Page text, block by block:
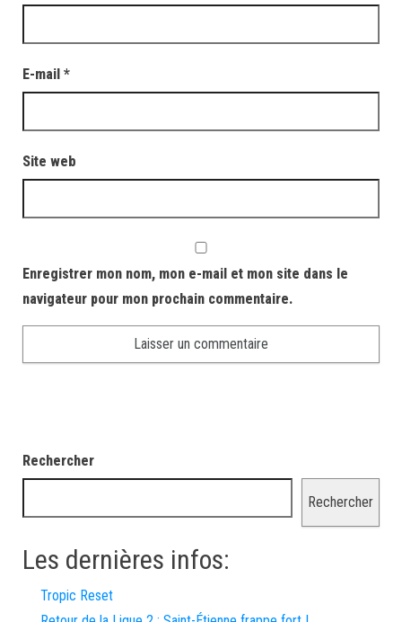
E-mail *
Site web
Enregistrer mon nom, mon e-mail et mon site dans le
navigateur pour mon prochain commentaire.
Rechercher
Rechercher
Les dernières infos:
Tropic Reset